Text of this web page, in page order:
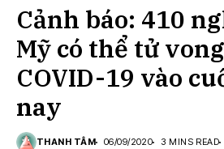
Cảnh báo: 410
Mỹ có thể tử
COVID-19 vào
nay
THANH TÂM 06/09/2020 3 MINS READ